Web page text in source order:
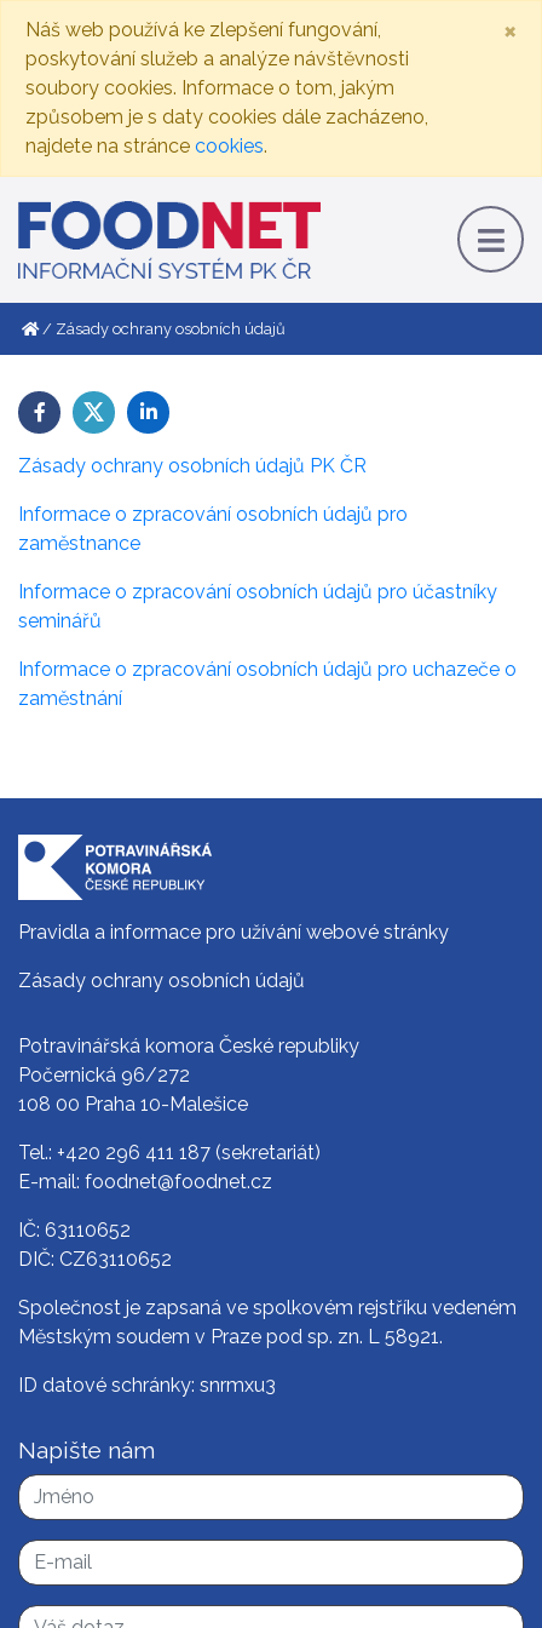
Náš web používá ke zlepšení fungování,
poskytování služeb a analýze návštěvnosti
soubory cookies. Informace o tom, jakým
způsobem je s daty cookies dále zacházeno,
najdete na stránce cookies.
×
Zásady ochrany osobních údajů
Zásady ochrany osobních údajů PK ČR
Informace o zpracování osobních údajů pro
zaměstnance
Informace o zpracování osobních údajů pro účastníky
seminářů
Informace o zpracování osobních údajů pro uchazeče o
zaměstnání
Pravidla a informace pro užívání webové stránky
Zásady ochrany osobních údajů
Potravinářská komora České republiky
Počernická 96/272
108 00 Praha 10-Malešice
Tel.: +420 296 411 187 (sekretariát)
E-mail: foodnet@foodnet.cz
IČ: 63110652
DIČ: CZ63110652
Společnost je zapsaná ve spolkovém rejstříku vedeném
Městským soudem v Praze pod sp. zn. L 58921.
ID datové schránky: snrmxu3
Napište nám